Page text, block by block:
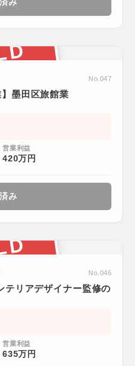
No.047
】墨田区旅館業
営業利益
420万円
み
No.046
テリアデザイナー監修の
営業利益
635万円